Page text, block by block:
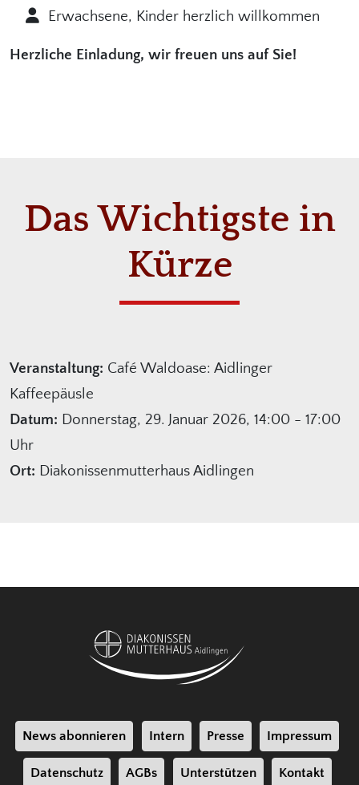
Erwachsene, Kinder herzlich willkommen
Herzliche Einladung, wir freuen uns auf Sie!
Das Wichtigste in
Kürze
Veranstaltung: Café Waldoase: Aidlinger
Kaffeepäusle
Datum: Donnerstag, 29. Januar 2026, 14:00 - 17:00
Uhr
Ort: Diakonissenmutterhaus Aidlingen
News abonnieren Intern Presse Impressum
Datenschutz AGBs Unterstützen Kontakt